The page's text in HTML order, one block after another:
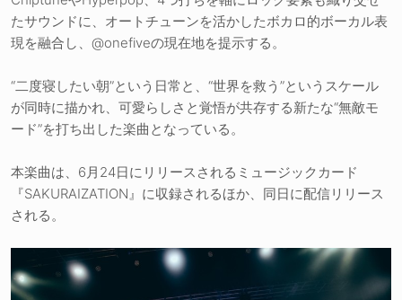
たサウンドに、オートチューンを活かしたボカロ的ボーカル表
現を融合し、@onefiveの現在地を提示する。
“二度寝したい朝”という日常と、“世界を救う”というスケール
が同時に描かれ、可愛らしさと覚悟が共存する新たな“無敵モ
ード”を打ち出した楽曲となっている。
本楽曲は、6月24日にリリースされるミュージックカード
『SAKURAIZATION』に収録されるほか、同日に配信リリース
される。